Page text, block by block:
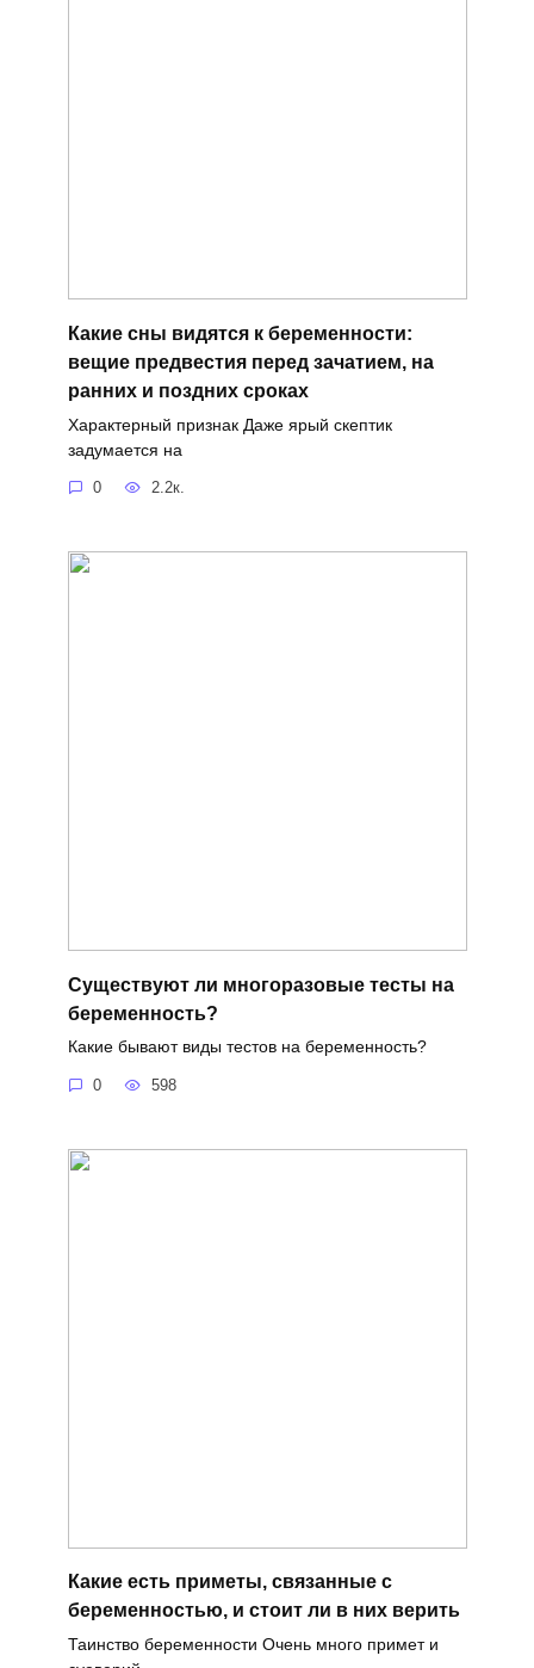
Какие сны видятся к беременности:
вещие предвестия перед зачатием, на
ранних и поздних сроках
Характерный признак Даже ярый скептик
задумается на
0 2.2к.
Существуют ли многоразовые тесты на
беременность?
Какие бывают виды тестов на беременность?
0 598
Какие есть приметы, связанные с
беременностью, и стоит ли в них верить
Таинство беременности Очень много примет и